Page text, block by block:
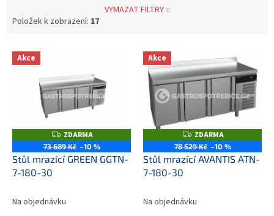
VYMAZAT FILTRY
Položek k zobrazení: 17
V Akce
Z
D
A
R
ZDARMA
73 689 Kč –10 %
Stůl mrazící GREEN GGTN-
7-180-30
Na objednávku
Akce
Z
D
A
R
ZDARMA
78 529 Kč –10 %
Stůl mrazící AVANTIS ATN-
7-180-30
Na objednávku